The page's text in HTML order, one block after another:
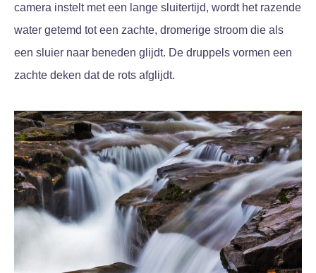
camera instelt met een lange sluitertijd, wordt het razende
water getemd tot een zachte, dromerige stroom die als
een sluier naar beneden glijdt. De druppels vormen een
zachte deken dat de rots afglijdt.